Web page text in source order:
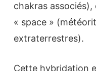
chakras
« space »
extraterrestres).
Cette hybridation